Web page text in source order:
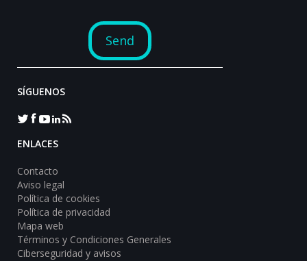
SÍGUENOS
ENLACES
Contacto
Aviso legal
Política de cookies
Política de privacidad
Mapa web
Términos y Condiciones Generales
Ciberseguridad y avisos